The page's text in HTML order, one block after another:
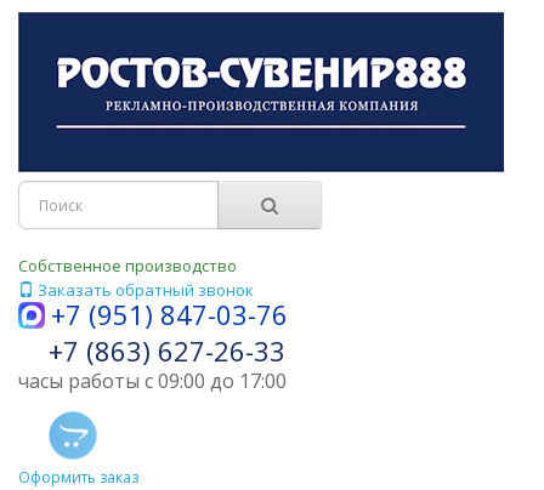
Собственное производство
Заказать обратный звонок
+7 (951) 847-03-76
+7 (863) 627-26-33
часы работы с 09:00 до 17:00
Оформить заказ